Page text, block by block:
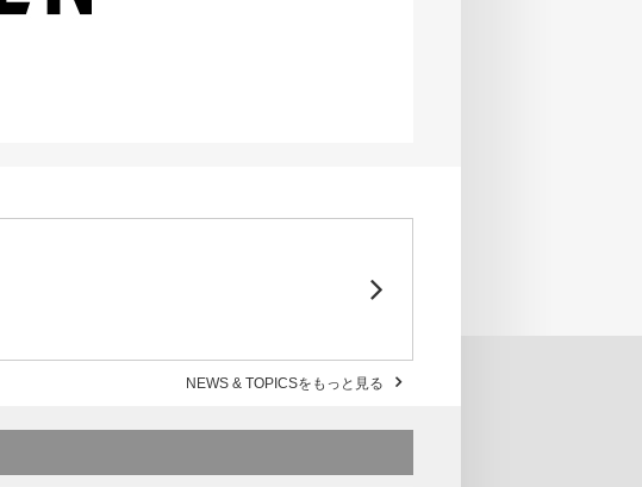
NEWS & TOPICSをもっと見る